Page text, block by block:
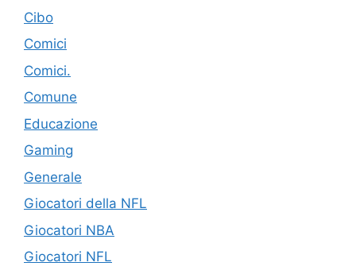
Cibo
Comici
Comici.
Comune
Educazione
Gaming
Generale
Giocatori della NFL
Giocatori NBA
Giocatori NFL